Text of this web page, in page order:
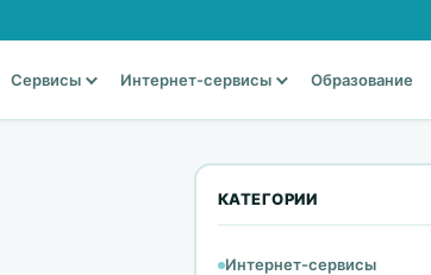
Сервисы Интернет-сервисы Образование
КАТЕГОРИИ
Интернет-сервисы